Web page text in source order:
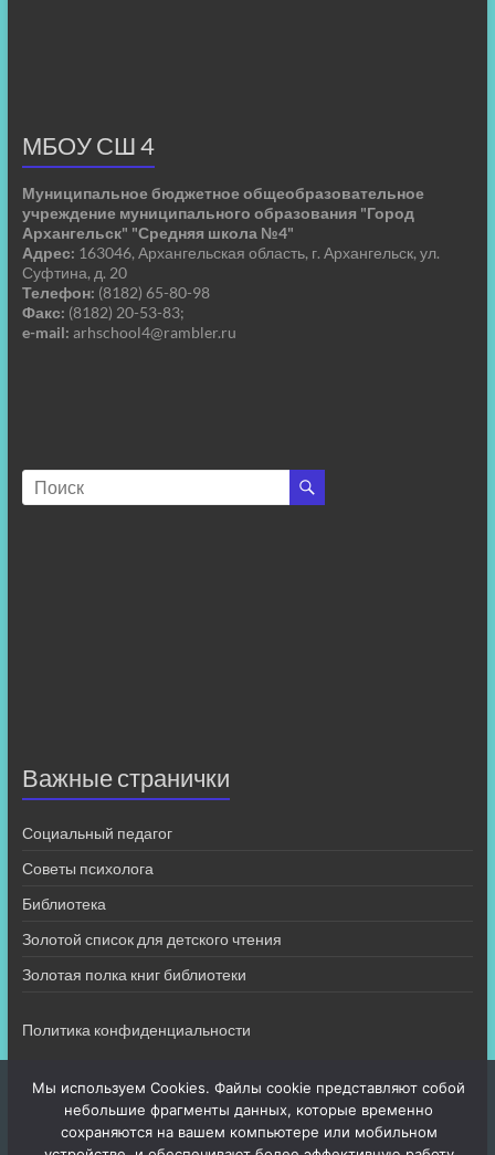
МБОУ СШ 4
Муниципальное бюджетное общеобразовательное
учреждение муниципального образования "Город
Архангельск" "Средняя школа №4"
Адрес: 163046, Архангельская область, г. Архангельск, ул.
Суфтина, д. 20
Телефон: (8182) 65-80-98
Факс: (8182) 20-53-83;
e-mail: arhschool4@rambler.ru
Важные странички
Социальный педагог
Советы психолога
Библиотека
Золотой список для детского чтения
Золотая полка книг библиотеки
Политика конфиденциальности
Мы используем Cookies. Файлы cookie представляют собой
небольшие фрагменты данных, которые временно
сохраняются на вашем компьютере или мобильном